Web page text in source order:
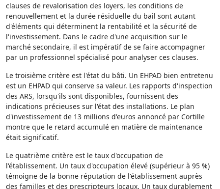
clauses de revalorisation des loyers, les conditions de
renouvellement et la durée résiduelle du bail sont autant
d'éléments qui déterminent la rentabilité et la sécurité de
l'investissement. Dans le cadre d'une acquisition sur le
marché secondaire, il est impératif de se faire accompagner
par un professionnel spécialisé pour analyser ces clauses.
Le troisième critère est l'état du bâti. Un EHPAD bien entretenu
est un EHPAD qui conserve sa valeur. Les rapports d'inspection
des ARS, lorsqu'ils sont disponibles, fournissent des
indications précieuses sur l'état des installations. Le plan
d'investissement de 13 millions d'euros annoncé par Cortille
montre que le retard accumulé en matière de maintenance
était significatif.
Le quatrième critère est le taux d'occupation de
l'établissement. Un taux d'occupation élevé (supérieur à 95 %)
témoigne de la bonne réputation de l'établissement auprès
des familles et des prescripteurs locaux. Un taux durablement